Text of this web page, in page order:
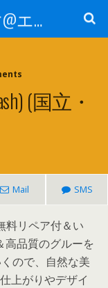
エステサロンで癒す@エステ～全国エステ情報
(国立・
Mail SMS
料リペア付＆い
高品質のグルーを
ので、自然な美
上がりやデザイ